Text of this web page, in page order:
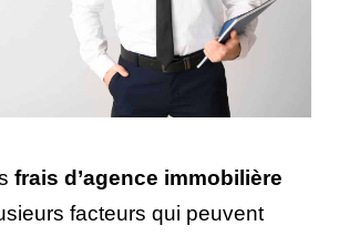
frais d’agence immobilière
facteurs qui peuvent